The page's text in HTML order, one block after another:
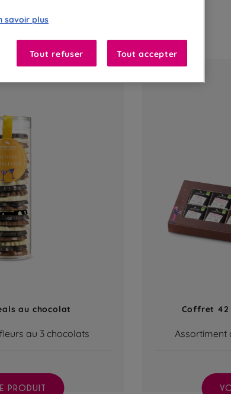
100
au chocolat
au 3 chocolats
PRODUIT
Coffret 42
Assortiment
savoir plus
Tout refuser Tout accepter